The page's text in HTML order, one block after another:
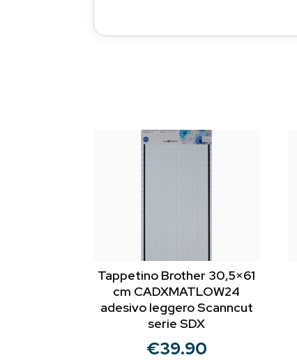
Tappetino Brother 30,5×61
cm CADXMATLOW24
adesivo leggero Scanncut
serie SDX
€39.90